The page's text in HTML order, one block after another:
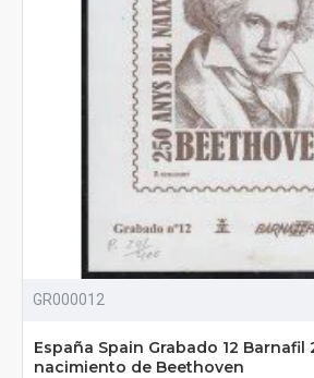
GR000012
España Spain Grabado 12 Barnafil
nacimiento de Beethoven